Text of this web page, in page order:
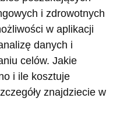
i zdrowotnych
w aplikacji
danych i
celów. Jakie
i ile kosztuje
znajdziecie w